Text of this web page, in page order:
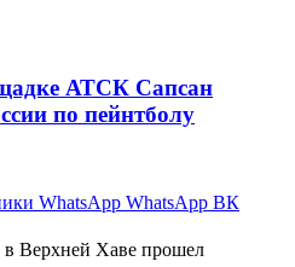
АТСК Сапсан
по пейнтболу
WhatsApp WhatsApp ВК
в Верхней Хаве прошел